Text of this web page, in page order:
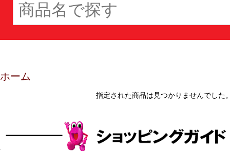
ホーム
指定された商品は見つかりませんでした